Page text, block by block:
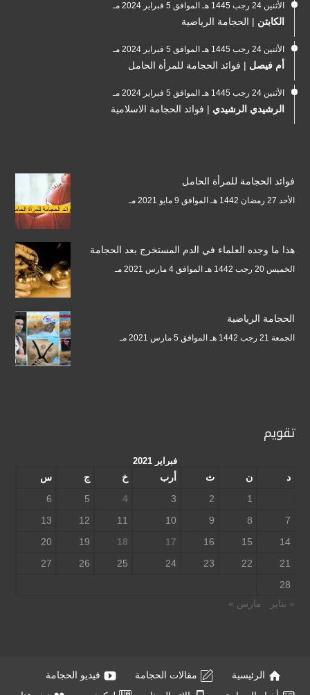
الأثنين 24 رجب 1445 هـ الموافق 5 فبراير 2024 مـ
الكابتن | الحجامة الرياضية
الأثنين 24 رجب 1445 هـ الموافق 5 فبراير 2024 مـ
أم فيصل | فوائد الحجامة للمرأة الحامل
الأثنين 24 رجب 1445 هـ الموافق 5 فبراير 2024 مـ
الرشيدي الرشيدي | فوائد الحجامة الاسلامية
فوائد الحجامة للمرأة الحامل
الأحد 27 رمضان 1442 هـ الموافق 9 مايو 2021 مـ
هذا ما وجده العلماء في الدم المستخرج بعد الحجامة
الخميس 20 رجب 1442 هـ الموافق 4 مارس 2021 مـ
الحجامة الرياضية
الجمعة 21 رجب 1442 هـ الموافق 5 مارس 2021 مـ
تقويم
فبراير 2021
د ن ث أرب خ ج
س
1
2
3
4
5
6
7
8
9
10
11
12
13
14
15
16
17
18
19
20
21
22
23
24
25
26
27
28
« يناير
مارس »
الرئيسية مقالات الحجامة
فيديو الحجامة